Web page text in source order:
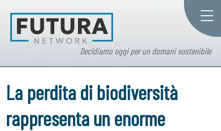
Decidiamo oggi per un domani sostenibile
La perdita di biodiversità
rappresenta un enorme